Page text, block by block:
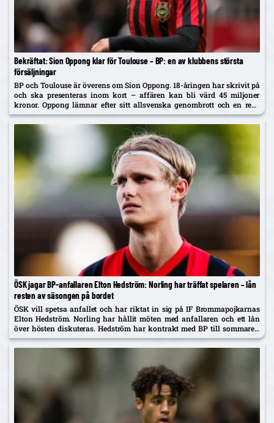
Bekräftat: Sion Oppong klar för Toulouse – BP: en av klubbens största
försäljningar
BP och Toulouse är överens om Sion Oppong. 18-åringen har skrivit på
och ska presenteras inom kort – affären kan bli värd 45 miljoner
kronor. Oppong lämnar efter sitt allsvenska genombrott och en resa
som började i BP som fyraåring.
ÖSK jagar BP-anfallaren Elton Hedström: Norling har träffat spelaren – lån
resten av säsongen på bordet
ÖSK vill spetsa anfallet och har riktat in sig på IF Brommapojkarnas
Elton Hedström. Norling har hållit möten med anfallaren och ett lån
över hösten diskuteras. Hedström har kontrakt med BP till sommaren
2029 och uppges även vara på radarn...